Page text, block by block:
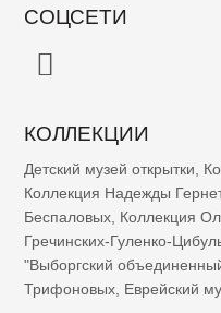
СОЦСЕТИ
КОЛЛЕКЦИИ
Детский музей открытки
Коллекция Надежды Гернет
Беспаловых Коллекция
Гречинских-Гуленко-
"Выборгский
Трифоновых Еврейский